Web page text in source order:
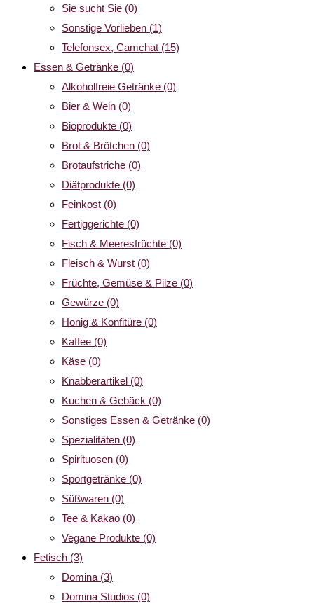
Sie sucht Sie (0)
Sonstige Vorlieben (1)
Telefonsex, Camchat (15)
Essen & Getränke (0)
Alkoholfreie Getränke (0)
Bier & Wein (0)
Bioprodukte (0)
Brot & Brötchen (0)
Brotaufstriche (0)
Diätprodukte (0)
Feinkost (0)
Fertiggerichte (0)
Fisch & Meeresfrüchte (0)
Fleisch & Wurst (0)
Früchte, Gemüse & Pilze (0)
Gewürze (0)
Honig & Konfitüre (0)
Kaffee (0)
Käse (0)
Knabberartikel (0)
Kuchen & Gebäck (0)
Sonstiges Essen & Getränke (0)
Spezialitäten (0)
Spirituosen (0)
Sportgetränke (0)
Süßwaren (0)
Tee & Kakao (0)
Vegane Produkte (0)
Fetisch (3)
Domina (3)
Domina Studios (0)